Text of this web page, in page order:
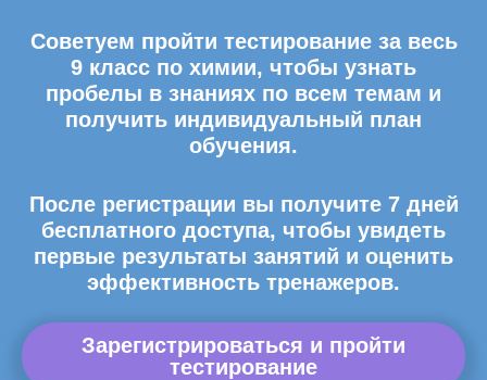
Советуем пройти тестирование за весь
9 класс по химии, чтобы узнать
пробелы в знаниях по всем темам и
получить индивидуальный план
обучения.
После регистрации вы получите 7 дней
бесплатного доступа, чтобы увидеть
первые результаты занятий и оценить
эффективность тренажеров.
Зарегистрироваться и пройти
тестирование